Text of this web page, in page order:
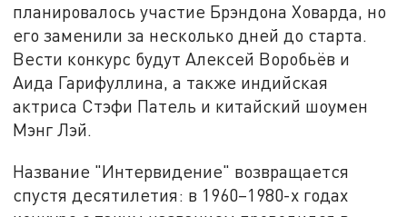
планировалось участие Брэндона Ховарда, но
его заменили за несколько дней до старта.
Вести конкурс будут Алексей Воробьёв и
Аида Гарифуллина, а также индийская
актриса Стэфи Патель и китайский шоумен
Мэнг Лэй.
Название "Интервидение" возвращается
спустя десятилетия: в 1960–1980-х годах